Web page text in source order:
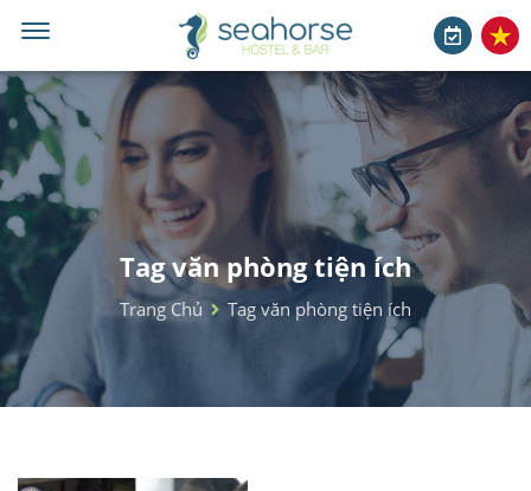
Trang Chủ Tag văn phòng tiện ích
Tag văn phòng tiện ích